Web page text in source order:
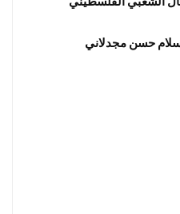
حسن مجدلاني